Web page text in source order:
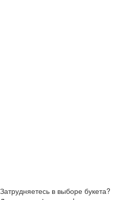
Затрудняетесь в выборе букета?